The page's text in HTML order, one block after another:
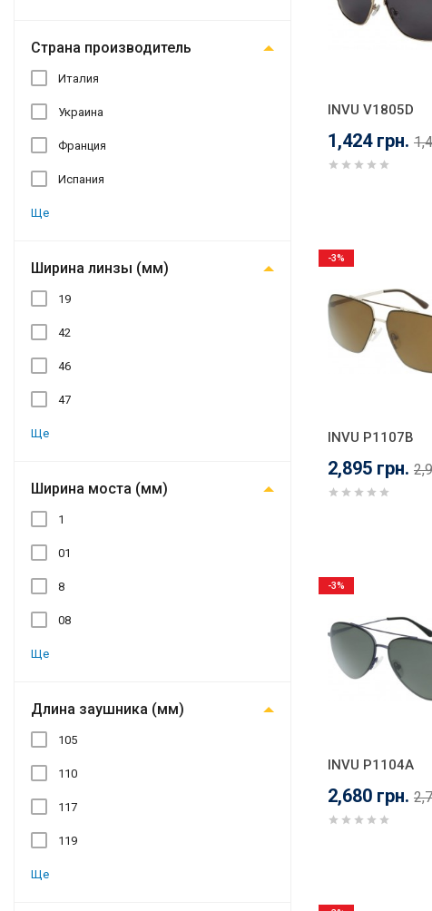
Страна производитель
Италия
Украина
Франция
Испания
Ще
Ширина линзы (мм)
19
42
46
47
Ще
Ширина моста (мм)
1
01
8
08
Ще
Длина заушника (мм)
105
110
117
119
Ще
INVU V1805D
1,424 грн.
INVU P1107B
2,895 грн.
-3%
INVU P1104A
2,680 грн.
-3%